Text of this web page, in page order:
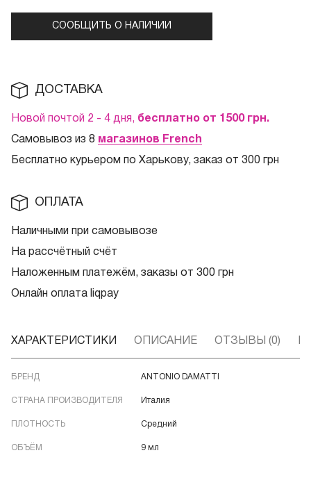
СООБЩИТЬ О НАЛИЧИИ
ДОСТАВКА
Новой почтой 2 - 4 дня, бесплатно от 1500 грн.
Самовывоз из 8 магазинов French
Бесплатно курьером по Харькову, заказ от 300 грн
ОПЛАТА
Наличными при самовывозе
На рассчётный счёт
Наложенным платежём, заказы от 300 грн
Онлайн оплата liqpay
ХАРАКТЕРИСТИКИ ОПИСАНИЕ ОТЗЫВЫ (0)
БРЕНД ANTONIO DAMATTI
СТРАНА ПРОИЗВОДИТЕЛЯ Италия
ПЛОТНОСТЬ Средний
ОБЪЁМ 9 мл